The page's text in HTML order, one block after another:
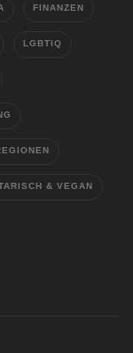
FINANZEN
LGBTIQ
& VEGAN